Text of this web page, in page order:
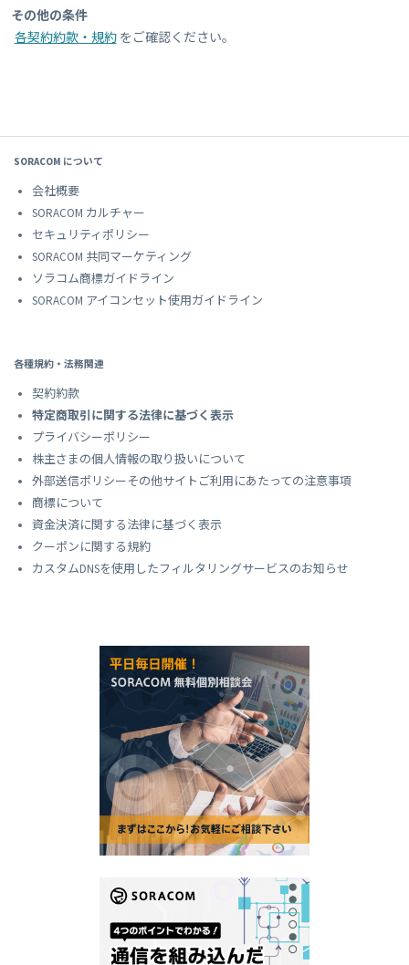
その他の条件
各契約約款・規約 をご確認ください。
SORACOM について
会社概要
SORACOM カルチャー
セキュリティポリシー
SORACOM 共同マーケティング
ソラコム商標ガイドライン
SORACOM アイコンセット使用ガイドライン
各種規約・法務関連
契約約款
特定商取引に関する法律に基づく表示
プライバシーポリシー
株主さまの個人情報の取り扱いについて
外部送信ポリシーその他サイトご利用にあたっての注意事項
商標について
資金決済に関する法律に基づく表示
クーポンに関する規約
カスタムDNSを使用したフィルタリングサービスのお知らせ